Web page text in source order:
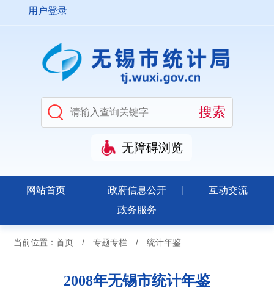
用户登录
无障碍浏览
网站首页 政府信息公开
互动交流
政务服务
当前位置： 首页 / 专题专栏 / 统计年鉴
2008年无锡市统计年鉴